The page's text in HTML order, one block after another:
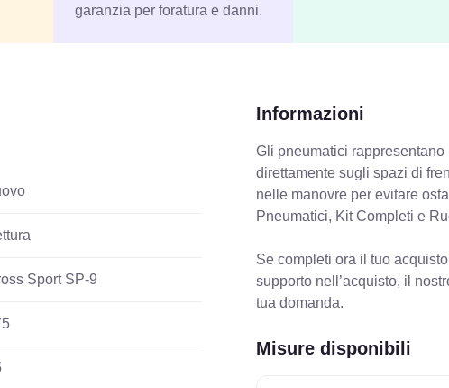
garanzia per foratura e danni.
Sport SP-9
Informazioni
Gli pneumatici
direttamente sugli spazi di
nelle manovre per evitare
Pneumatici, Kit Completi e
Se completi ora il tuo
supporto nell’acquisto, il
tua domanda.
Misure disponibili